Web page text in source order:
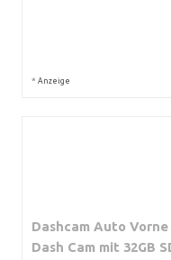
* Anzeige
Dashcam Auto Vorne
Dash Cam mit 32GB